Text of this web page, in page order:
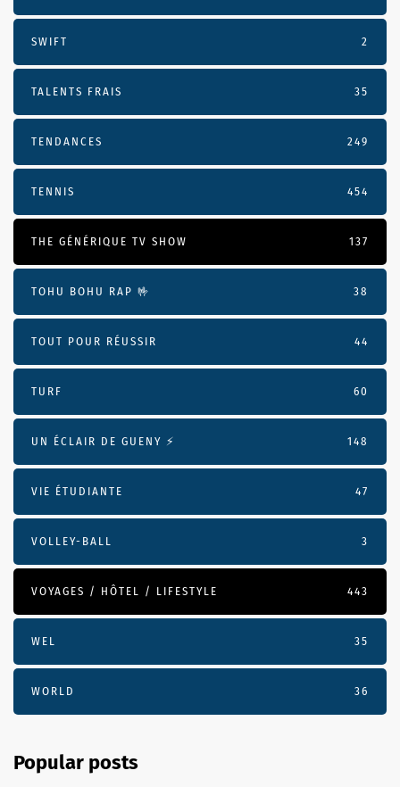
SWIFT 2
TALENTS FRAIS 35
TENDANCES 249
TENNIS 454
THE GÉNÉRIQUE TV SHOW 137
TOHU BOHU RAP 🤟 38
TOUT POUR RÉUSSIR 44
TURF 60
UN ÉCLAIR DE GUENY ⚡️ 148
VIE ÉTUDIANTE 47
VOLLEY-BALL 3
VOYAGES / HÔTEL / LIFESTYLE 443
WEL 35
WORLD 36
Popular posts